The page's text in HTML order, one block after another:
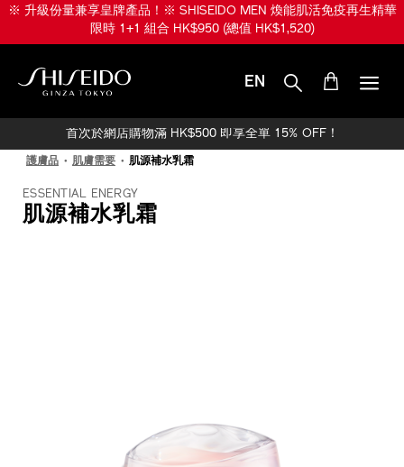
跳※ 升級份量兼享皇牌產品！※ SHISEIDO MEN 煥能肌活免疫再生精華
限時 1+1 組合 HK$950 (總值 HK$1,520)
EN
首次於網店購物滿 HK$500 即享全單 15% OFF！
護膚品 肌膚需要 肌源補水乳霜
ESSENTIAL ENERGY
肌源補水乳霜